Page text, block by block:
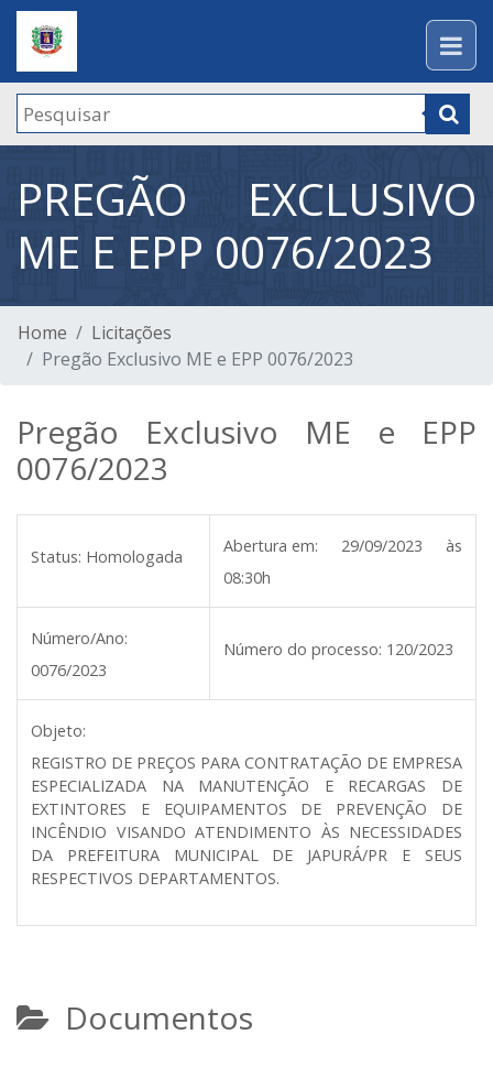
PREGÃO EXCLUSIVO
ME E EPP 0076/2023
Home
Licitações
Pregão Exclusivo ME e EPP 0076/2023
Pregão Exclusivo ME e EPP
0076/2023
Status: Homologada
Abertura em:
29/09/2023 às
08:30h
Número/Ano:
0076/2023
Número do processo: 120/2023
Objeto:
REGISTRO DE PREÇOS PARA CONTRATAÇÃO DE EMPRESA
ESPECIALIZADA NA MANUTENÇÃO E RECARGAS DE
EXTINTORES E EQUIPAMENTOS DE PREVENÇÃO DE
INCÊNDIO VISANDO ATENDIMENTO ÀS NECESSIDADES
DA PREFEITURA MUNICIPAL DE JAPURÁ/PR E SEUS
RESPECTIVOS DEPARTAMENTOS.
Documentos